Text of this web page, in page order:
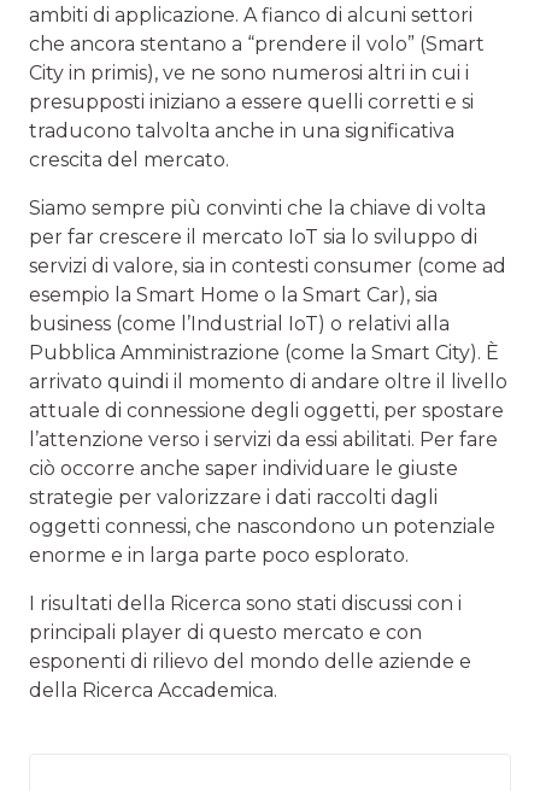
ambiti di applicazione. A fianco di alcuni settori
che ancora stentano a “prendere il volo” (Smart
City in primis), ve ne sono numerosi altri in cui i
presupposti iniziano a essere quelli corretti e si
traducono talvolta anche in una significativa
crescita del mercato.
Siamo sempre più convinti che la chiave di volta
per far crescere il mercato IoT sia lo sviluppo di
servizi di valore, sia in contesti consumer (come ad
esempio la Smart Home o la Smart Car), sia
business (come l’Industrial IoT) o relativi alla
Pubblica Amministrazione (come la Smart City). È
arrivato quindi il momento di andare oltre il livello
attuale di connessione degli oggetti, per spostare
l’attenzione verso i servizi da essi abilitati. Per fare
ciò occorre anche saper individuare le giuste
strategie per valorizzare i dati raccolti dagli
oggetti connessi, che nascondono un potenziale
enorme e in larga parte poco esplorato.
I risultati della Ricerca sono stati discussi con i
principali player di questo mercato e con
esponenti di rilievo del mondo delle aziende e
della Ricerca Accademica.